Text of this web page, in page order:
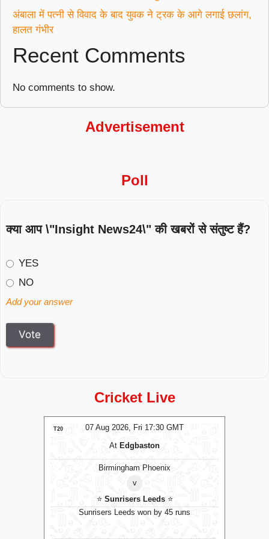
अंबाला में पत्नी से विवाद के बाद युवक ने ट्रक के आगे लगाई छलांग,
हालत गंभीर
Recent Comments
No comments to show.
Advertisement
Poll
क्या आप \"Insight News24\" की खबरों से संतुष्ट हैं?
YES
NO
Add your answer
Cricket Live
07 Aug 2026, Fri 14:00 GMT
T20
R.Premadasa Stadium
Colombo Kaps
v
⭐Galle Gallants⭐
Galle Gallants won by 6 wkts